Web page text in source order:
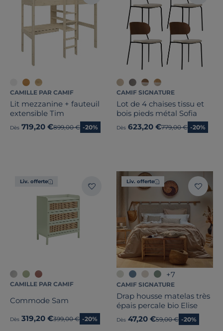
CAMILLE PAR CAMIF
Lit mezzanine + fauteuil
extensible Tim
Dès 719,20 €Ancien prix
899,00 € -20%
CAMIF SIGNATURE
Lot de 4 chaises tissu et
bois pieds métal Sofia
Dès 623,20 €Ancien prix
779,00 € -20%
Liv. offerte
CAMILLE PAR CAMIF
Commode Sam
Dès 319,20 €Ancien prix
399,00 € -20%
Liv. offerte
+7
CAMIF SIGNATURE
Drap housse matelas très
épais percale bio Elise
Dès 47,20 €Ancien prix
59,00 € -20%